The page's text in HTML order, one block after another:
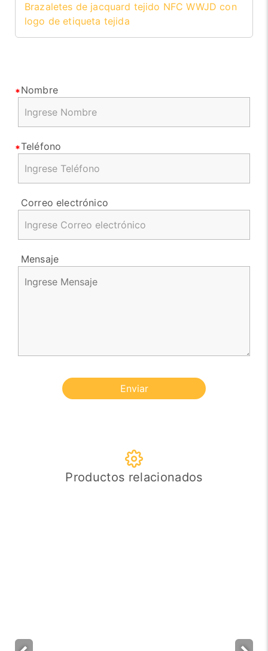
Brazaletes de jacquard tejido NFC WWJD con
logo de etiqueta tejida
Nombre
Teléfono
Correo electrónico
Mensaje
Enviar
Productos relacionados